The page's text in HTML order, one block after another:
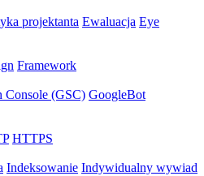
projektanta Ewaluacja Eye
Framework
Console (GSC) GoogleBot
HTTPS
Indeksowanie Indywidualny wywiad